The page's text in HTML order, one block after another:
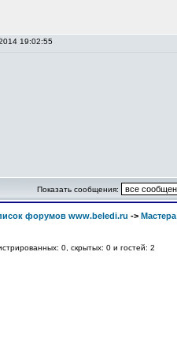
19:02:55
Показать сообщения:
форумов www.beledi.ru ->
0, скрытых: 0 и гостей: 2